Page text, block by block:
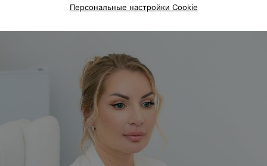
остановить облысение.Персональные настройки Cookie